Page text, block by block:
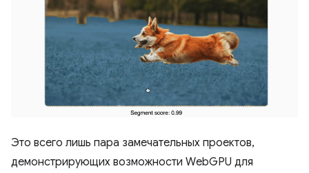
Это всего лишь пара замечательных проектов,
демонстрирующих возможности WebGPU для